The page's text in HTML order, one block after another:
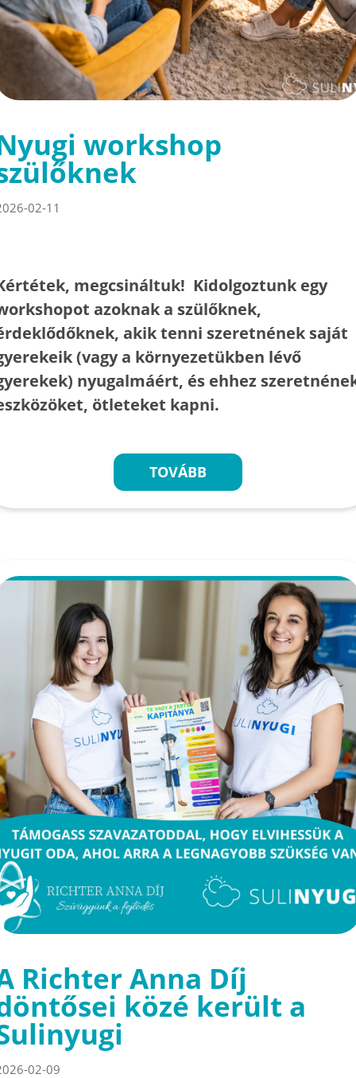
workshop
02-11
megcsináltuk! Kidolgoztunk egy
azoknak a szülőknek,
akik tenni szeretnének saját
(vagy a környezetükben lévő
nyugalmáért, és ehhez
ötleteket kapni.
TOVÁBB
Richter Anna Díj
közé került a
02-09